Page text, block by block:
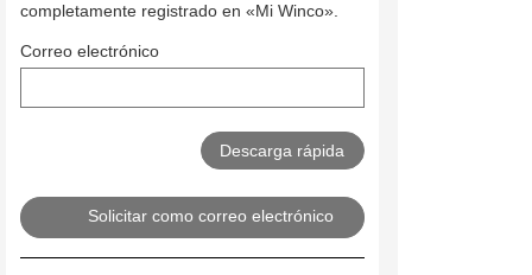
completamente registrado en «Mi Winco».
Correo electrónico
Solicitar como correo electrónico